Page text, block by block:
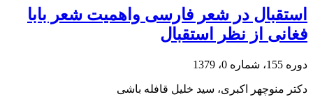
استقبال در شعر فارسی واهمیت شعر بابا
فغانی از نظر استقبال
دوره 155، شماره 0، 1379
دکتر منوچهر اکبری، سید خلیل قافله باشی